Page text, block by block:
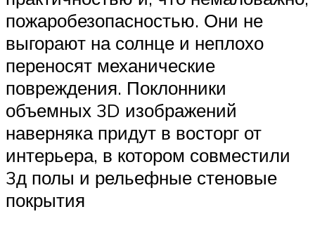
пожаробезопасностью. Они не
выгорают на солнце и неплохо
переносят механические
повреждения. Поклонники
объемных 3D изображений
наверняка придут в восторг от
интерьера, в котором совместили
3д полы и рельефные стеновые
покрытия